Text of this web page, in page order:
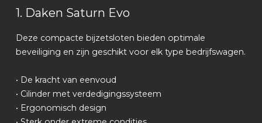
1. Daken Saturn Evo
Deze compacte bijzetsloten bieden optimale
beveiliging en zijn geschikt voor elk type bedrijfswagen.
• De kracht van eenvoud
• Cilinder met verdedigingssysteem
• Ergonomisch design